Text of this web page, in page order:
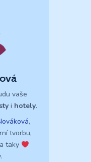
vaše
i hotely.
,
tvorbu,
taky